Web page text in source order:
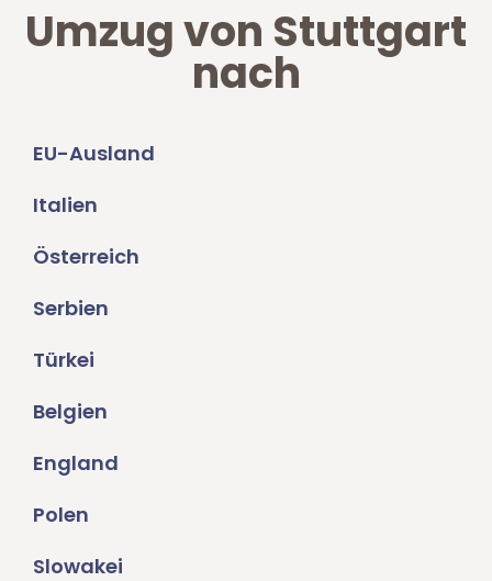
Umzug von Stuttgart
nach
EU-Ausland
Italien
Österreich
Serbien
Türkei
Belgien
England
Polen
Slowakei